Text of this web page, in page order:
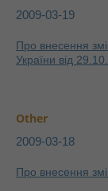
2009-03-19
Про внесення
України від
Other
2009-03-18
Про внесення